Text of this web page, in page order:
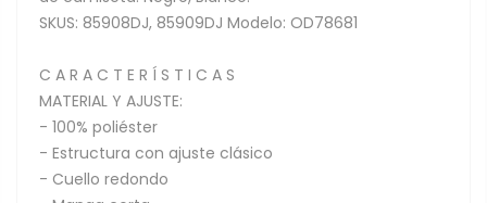
SKUS: 85908DJ, 85909DJ Modelo: OD78681
C A R A C T E R Í S T I C A S
MATERIAL Y AJUSTE:
- 100% poliéster
- Estructura con ajuste clásico
- Cuello redondo